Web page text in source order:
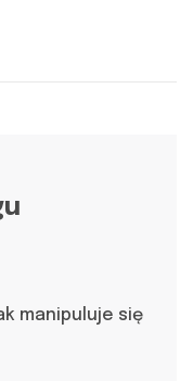
manipuluje się